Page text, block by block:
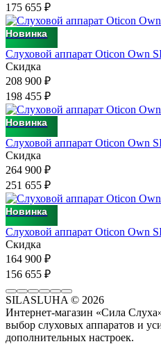
175 655 ₽
Новинка
Слуховой аппарат Oticon Own
Скидка
208 900 ₽
198 455 ₽
Новинка
Слуховой аппарат Oticon Own
Скидка
264 900 ₽
251 655 ₽
Новинка
Слуховой аппарат Oticon Own
Скидка
164 900 ₽
156 655 ₽
SILASLUHA © 2026
Интернет-магазин «Сила
выбор слуховых аппаратов и
дополнительных настроек.